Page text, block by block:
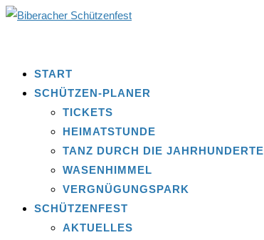
START
SCHÜTZEN-PLANER
TICKETS
HEIMATSTUNDE
TANZ DURCH DIE JAHRHUNDERTE
WASENHIMMEL
VERGNÜGUNGSPARK
SCHÜTZENFEST
AKTUELLES